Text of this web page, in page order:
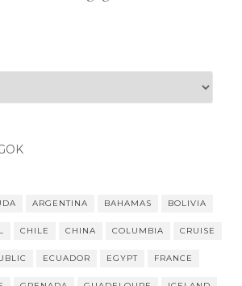
ARGENTINA BAHAMAS BOLIVIA
CHILE CHINA COLUMBIA CRUISE
ECUADOR EGYPT FRANCE